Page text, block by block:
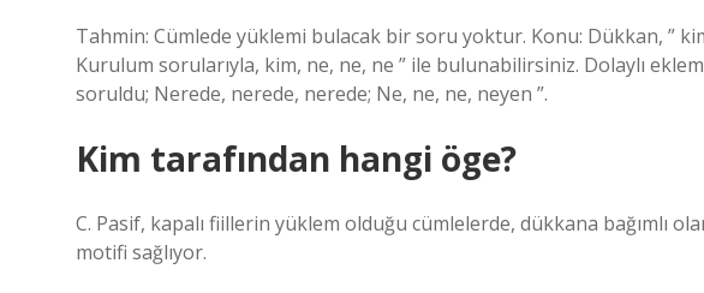
Tahmin: Cümlede yüklemi bulacak bir soru yoktur. Konu: Dükkan, ”
Kurulum sorularıyla, kim, ne, ne, ne ” ile bulunabilirsiniz. Dolaylı
soruldu; Nerede, nerede, nerede; Ne, ne, ne, neyen ”.
Kim tarafından hangi öge?
C. Pasif, kapalı fiillerin yüklem olduğu cümlelerde, dükkana bağımlı
motifi sağlıyor.